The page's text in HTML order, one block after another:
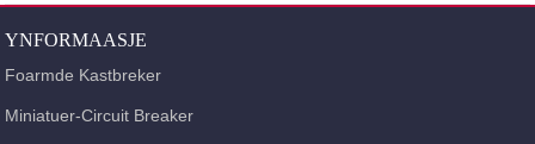
YNFORMAASJE
Foarmde Kastbreker
Miniatuer-Circuit Breaker